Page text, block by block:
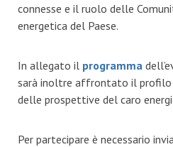
connesse e il ruolo delle
energetica del Paese.
In allegato il programma
sarà inoltre affrontato il profilo
delle prospettive del caro
Per partecipare è necessario